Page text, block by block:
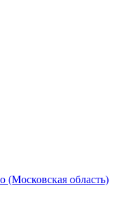
(Московская область)